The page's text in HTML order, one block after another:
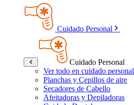
Cuidado Personal
Cuidado Personal
Ver todo en cuidado personal
Planchas y Cepillos de aire
Secadores de Cabello
Afeitadoras y Depiladoras